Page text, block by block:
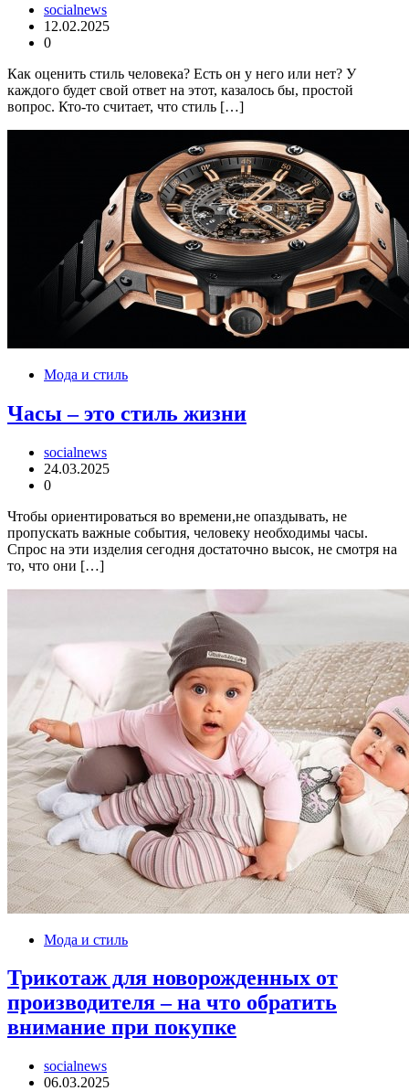
socialnews
12.02.2025
0
Как оценить стиль человека? Есть он у него или нет? У
каждого будет свой ответ на этот, казалось бы, простой
вопрос. Кто-то считает, что стиль […]
Мода и стиль
Часы – это стиль жизни
socialnews
24.03.2025
0
Чтобы ориентироваться во времени,не опаздывать, не
пропускать важные события, человеку необходимы часы.
Спрос на эти изделия сегодня достаточно высок, не смотря на
то, что они […]
Мода и стиль
Трикотаж для новорожденных от
производителя – на что обратить
внимание при покупке
socialnews
06.03.2025